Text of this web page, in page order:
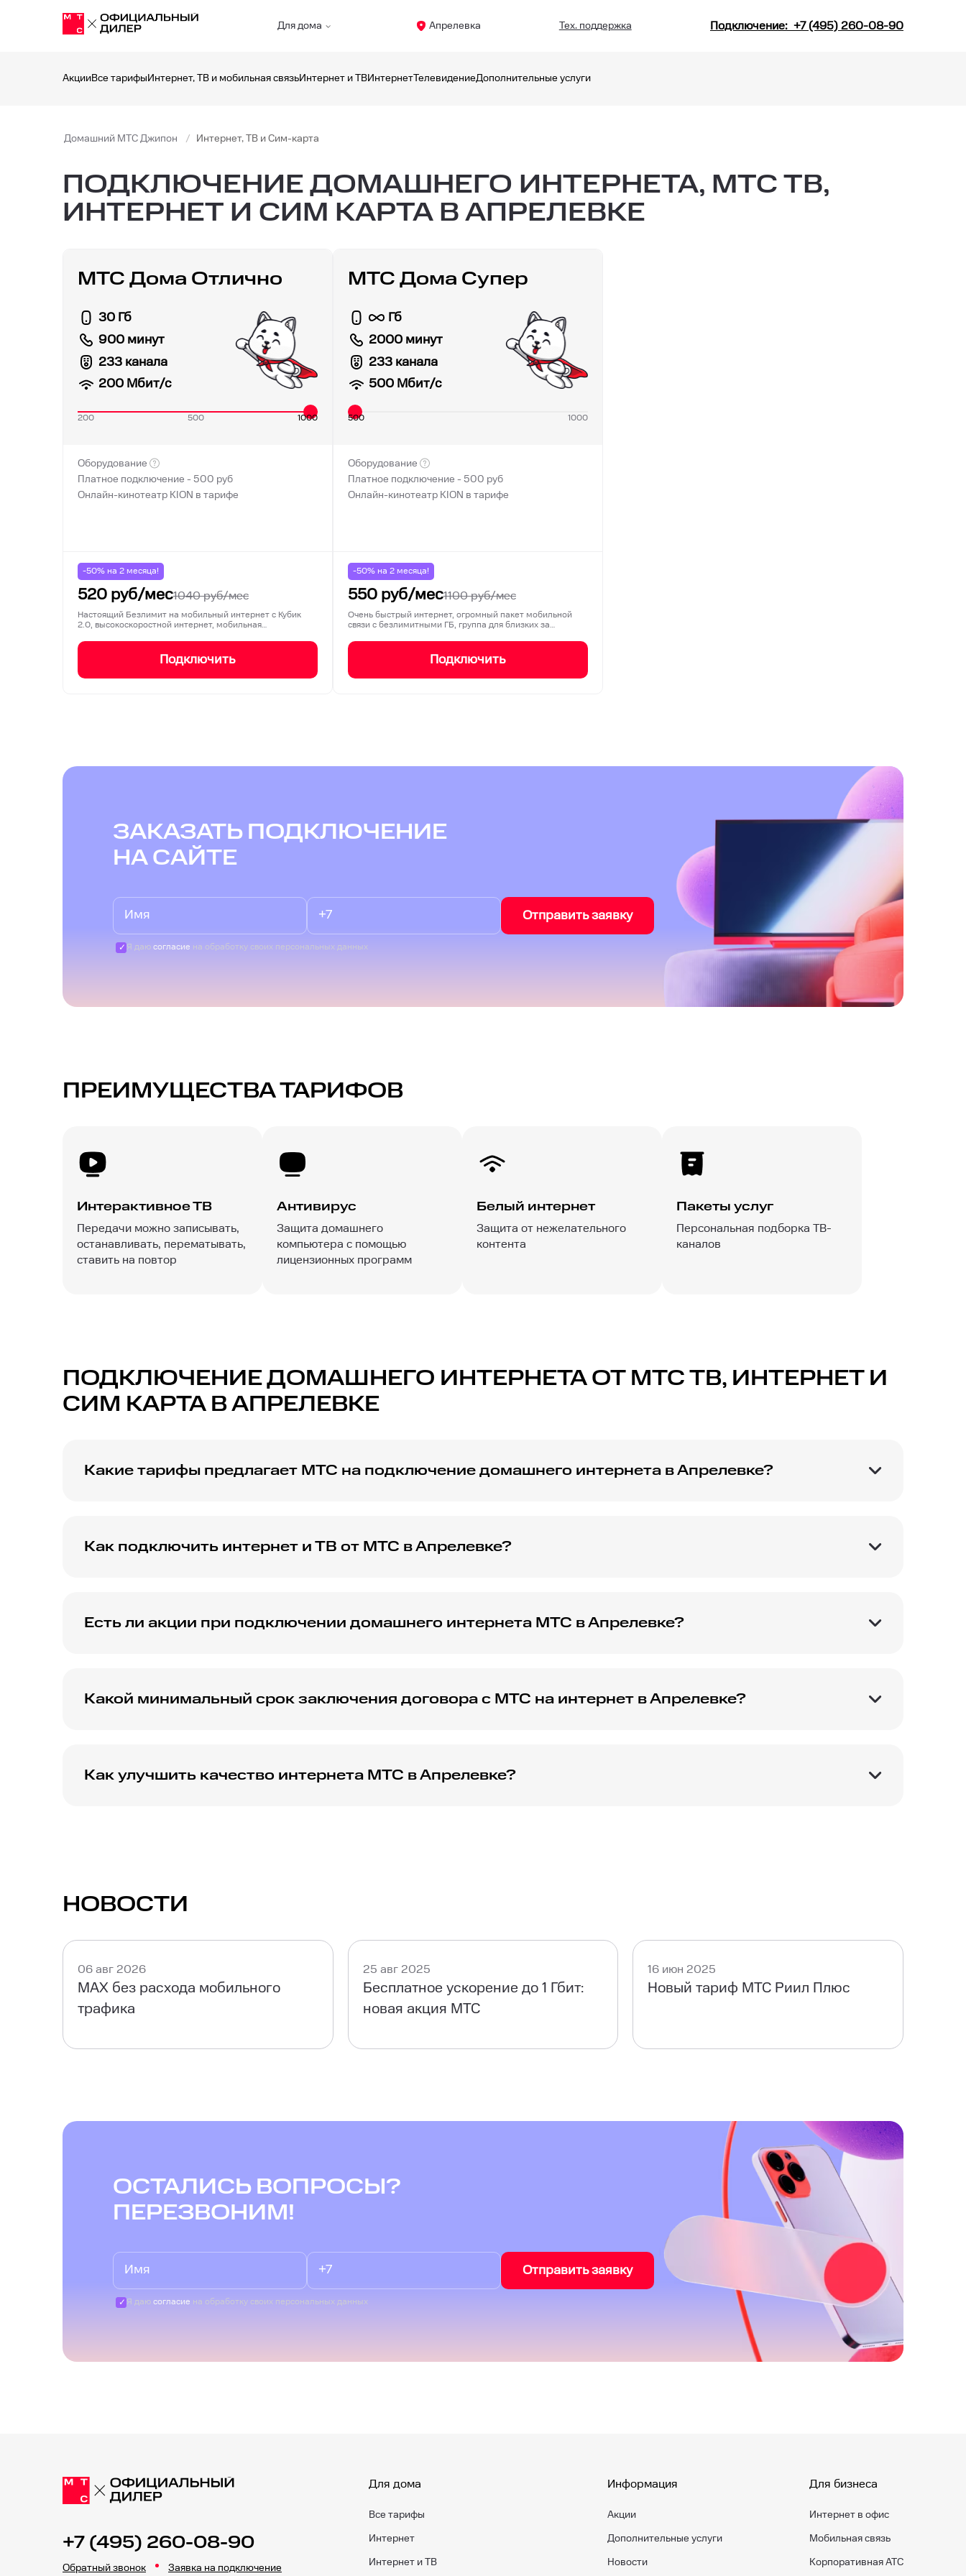
Для дома Апрелевка Тех. поддержка Подключение: +7 (495) 260-08-90
АкцииВсе тарифыИнтернет, ТВ и мобильная связьИнтернет и ТВИнтернетТелевидениеДополнительные услуги
Домашний МТС Джипон Интернет, ТВ и Сим-карта
ПОДКЛЮЧЕНИЕ ДОМАШНЕГО ИНТЕРНЕТА, МТС ТВ,
ИНТЕРНЕТ И СИМ КАРТА В АПРЕЛЕВКЕ
МТС Дома Отлично
30 Гб
900 минут
233 канала
200 Мбит/с
200 500 1000
Оборудование
Платное подключение -500 руб
Онлайн-кинотеатр KION в тарифе
-50% на 2 месяца!
520 руб/мес1040руб/мес
Настоящий Безлимит на мобильный интернет с Кубик
2.0, высокоскоростной интернет, мобильная…
Подключить
МТС Дома Супер
Гб
2000 минут
233 канала
500Мбит/с
500 1000
Оборудование
Платное подключение -500 руб
Онлайн-кинотеатр KION в тарифе
-50% на 2месяца!
550руб/мес1100руб/мес
Очень быстрый интернет, огромный пакет мобильной
связи с безлимитными ГБ, группа для близких за…
Подключить
ЗАКАЗАТЬ ПОДКЛЮЧЕНИЕ
НА САЙТЕ
Отправить заявку
Я даю согласие на обработку своих персональных данных
ПРЕИМУЩЕСТВА ТАРИФОВ
Интерактивное ТВ
Передачи можно записывать,
останавливать, перематывать,
ставить на повтор
Антивирус
Защита домашнего
компьютера с помощью
лицензионных программ
Белый интернет
Защита от нежелательного
контента
Пакеты услуг
Персональная подборка ТВ-
каналов
ПОДКЛЮЧЕНИЕ ДОМАШНЕГО ИНТЕРНЕТА ОТ МТС ТВ, ИНТЕРНЕТ И
СИМ КАРТА В АПРЕЛЕВКЕ
Какие тарифы предлагает МТС на подключение домашнего интернета в Апрелевке?
Как подключить интернет и ТВ от МТС в Апрелевке?
Есть ли акции при подключении домашнего интернета МТС в Апрелевке?
Какой минимальный срок заключения договора с МТС на интернет в Апрелевке?
Как улучшить качество интернета МТС в Апрелевке?
НОВОСТИ
06 авг 2026
MAX без расхода мобильного
трафика
25 авг 2025
Бесплатное ускорение до 1 Гбит:
новая акция МТС
16 июн 2025
Новый тариф МТС Риил Плюс
ОСТАЛИСЬ ВОПРОСЫ?
ПЕРЕЗВОНИМ!
Отправить заявку
Я даю согласие на обработку своих персональных данных
+7 (495) 260-08-90
Обратный звонок Заявка на подключение
Для дома
Все тарифы
Интернет
Интернет и ТВ
Информация
Акции
Дополнительные услуги
Новости
Для бизнеса
Интернет в офис
Мобильная связь
Корпоративная АТС